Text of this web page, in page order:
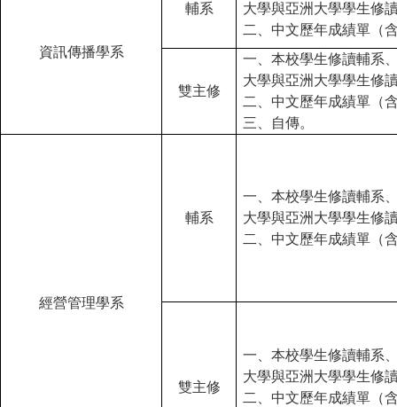
資訊傳播學系
輔系
大學與亞洲大學學生修
二、中文歷年成績單（
雙主修
一、本校學生修讀輔系
大學與亞洲大學學生修
二、中文歷年成績單（
三、自傳。
經營管理學系
輔系
一、本校學生修讀輔系
大學與亞洲大學學生修
二、中文歷年成績單（
雙主修
一、本校學生修讀輔系
大學與亞洲大學學生修
二、中文歷年成績單（